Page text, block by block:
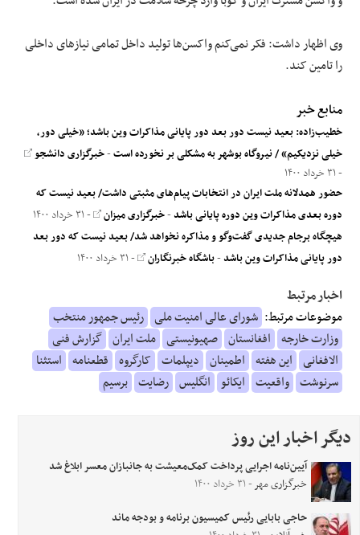
وی اظهار داشت: فکر نمی‌کنم واکسن‌ها تولید داخل تمامی نیازهای داخلی
را تامین کند.
منابع خبر
خطیب‌زاده: بعید نیست دور بعد دور پایانی مذاکرات وین باشد؛ «خیلی دور،
خیلی نزدیکیم» / نیروگاه بوشهر به مشکلی بر نخورده است-خبرگزاری دانشجو
- ۳۱ خرداد ۱۴۰۰
حضور همدلانه ملت ایران در انتخابات پیام‌های مثبتی داشت/ بعید نیست که
دوره بعدی مذاکرات وین دوره پایانی باشد-خبرگزاری میزان - ۳۱ خرداد ۱۴۰۰
هیچگاه برجام جدیدی گفت‌وگو و مذاکره نخواهد شد/ بعید نیست که دور بعد
دور پایانی مذاکرات وین باشد-باشگاه خبرنگاران - ۳۱ خرداد ۱۴۰۰
اخبار مرتبط
موضوعات مرتبط: شورای عالی امنیت ملی رئیس جمهور منتخب
وزارت خارجه افغانستان صهیونیستی ملت ایران گزارش فنی
الافغانی این هفته اطمینان دیپلمات کارگروه قطعنامه استثنا
سرنوشت واقعیت ایکائو انگلیس رضایت برسیم
دیگر اخبار این روز
آیین‌نامه اجرایی پرداخت کمک‌معیشت به جانبازان معسر ابلاغ شد
خبرگزاری مهر- ۳۱ خرداد ۱۴۰۰
حاجی بابایی رئیس کمیسیون برنامه و بودجه ماند